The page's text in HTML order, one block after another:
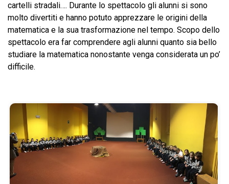
cartelli stradali…. Durante lo spettacolo gli alunni si sono
molto divertiti e hanno potuto apprezzare le origini della
matematica e la sua trasformazione nel tempo. Scopo dello
spettacolo era far comprendere agli alunni quanto sia bello
studiare la matematica nonostante venga considerata un po’
difficile.